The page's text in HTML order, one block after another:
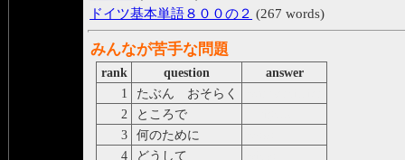
ドイツ基本単語８００の２ (267 words)
みんなが苦手な問題
rank question
answer
1
たぶん おそらく
2
ところで
3
何のために
4
どうして